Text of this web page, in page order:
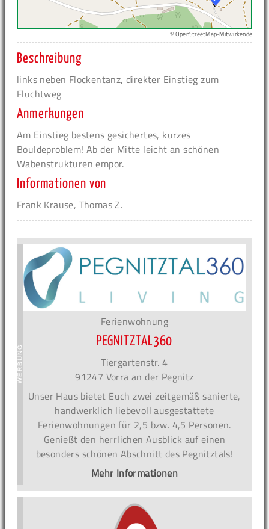
© OpenStreetMap-Mitwirkende
Beschreibung
links neben Flockentanz, direkter Einstieg zum
Fluchtweg
Anmerkungen
Am Einstieg bestens gesichertes, kurzes
Bouldeproblem! Ab der Mitte leicht an schönen
Wabenstrukturen empor.
Informationen von
Frank Krause, Thomas Z.
Ferienwohnung
PEGNITZTAL360
Tiergartenstr. 4
91247 Vorra an der Pegnitz
Unser Haus bietet Euch zwei zeitgemäß sanierte,
handwerklich liebevoll ausgestattete
Ferienwohnungen für 2,5 bzw. 4,5 Personen.
Genießt den herrlichen Ausblick auf einen
besonders schönen Abschnitt des Pegnitztals!
Mehr Informationen